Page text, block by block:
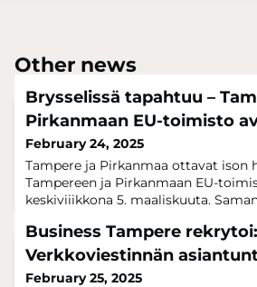
Other news
Brysselissä tapahtuu –
Pirkanmaan EU-toimisto
February 24, 2025
Tampere ja Pirkanmaa ottavat ison
Tampereen ja Pirkanmaan EU-
keskiviiikkona 5. maaliskuuta.
yhteen monialaisia asiantuntijoita
Euroopan puolijohdeteollisuuden
Business Tampere rekrytoi:
Verkkoviestinnän
February 25, 2025